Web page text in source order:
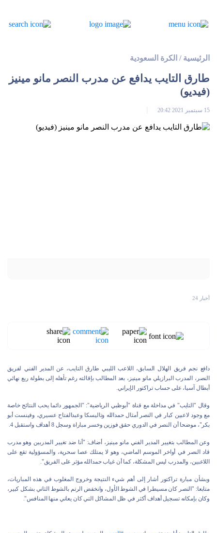
الرئيسية / الكرة السعودية
طارق التايب يدافع عن مدرب النصر مانو مينيز
(فيديو)
15 سبتمبر 2021 20:42
أخبار 24
دافع نجم فريق الهلال السابق، اللاعب الليبي طارق التايب، عن المدير الفني لفريق
النصر، المدرب البرازيلي مانو مينيز، بعد المطالب بإقالته رغم تأهله إلى بطولة ربع نهائي
أبطال آسيا، على حساب تراكتور الإيراني.
وقال "التايب" في مداخلة مع قناة "أبوظبي الرياضية": "الجمهور دائما يحب النتائج خاصة
مع وجود لاعبين كبار في النصر أمثال حمدالله وتاليسكا وعبدالفتاح عسيري، وفينست أبو
بكر"، موضحا أن النصر في الدوري حقق فوزين وخسر مباراة وسجل 8 أهداف واستقبل 4.
وعن المطالب بتغيير المدير الفني مانو مينيز، أضاف: "أنا ضد تغيير المدربين وهو مدرب
قاد النصر في أواخر الموسم الماضي، وهو لا يمتلك عصا سحرية، والمسؤولية تقع على
اللاعبين، والمدرب ليس المشكلة، كما أن غياب حمدالله مؤثر على الفريق".
وبشأن مبارة تراكتور أشار إلى أهم شيء النتيجة وخروج المغلوب في هذه المباريات،
متابعا: "النصر كان مسيطرا في الشوط الأول، وانخفض الرتم بالشوط الثاني بشكل كبير،
وكان بإمكانه تسجيل أهداف أكثر في ظل المشاكل التي كان يعاني منها المنافس".